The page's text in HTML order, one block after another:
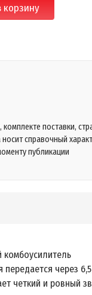
корзину
поставки,
справочный
публикации
комбоусилитель
передается через
четкий и ровный